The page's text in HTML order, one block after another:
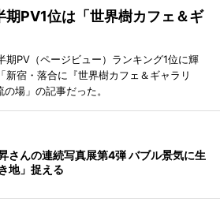
期PV1位は「世界樹カフェ＆ギ
PV（ページビュー）ランキング1位に輝
新宿・落合に『世界樹カフェ＆ギャラリ
場」の記事だった。
さんの連続写真展第4弾 バブル景気に生
地」捉える